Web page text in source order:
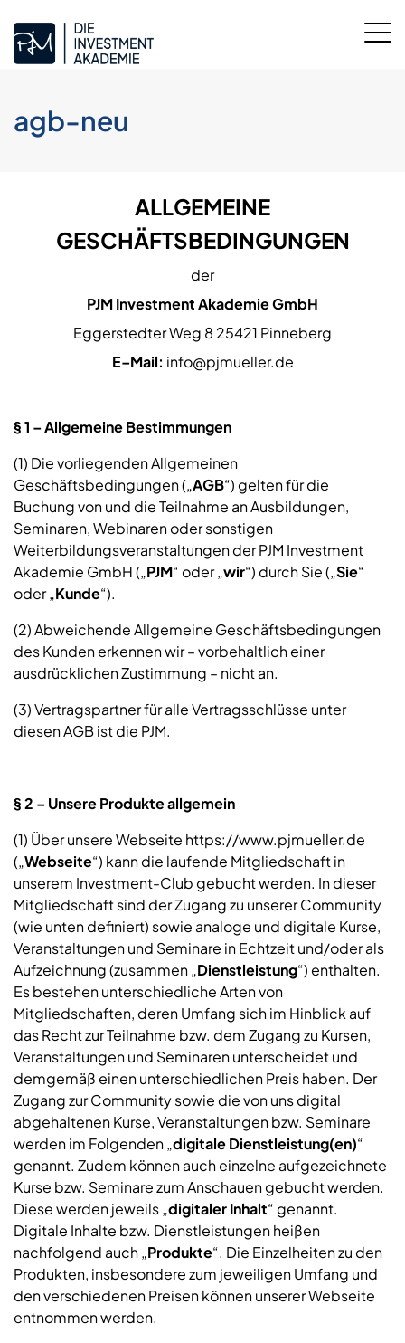
agb-neu
ALLGEMEINE
GESCHÄFTSBEDINGUNGEN
der
PJM Investment Akademie GmbH
Eggerstedter Weg 8 25421 Pinneberg
E–Mail: info@pjmueller.de
§ 1 – Allgemeine Bestimmungen
(1) Die vorliegenden Allgemeinen
Geschäftsbedingungen („AGB“) gelten für die
Buchung von und die Teilnahme an Ausbildungen,
Seminaren, Webinaren oder sonstigen
Weiterbildungsveranstaltungen der PJM Investment
Akademie GmbH („PJM“ oder „wir“) durch Sie („Sie“
oder „Kunde“).
(2) Abweichende Allgemeine Geschäftsbedingungen
des Kunden erkennen wir – vorbehaltlich einer
ausdrücklichen Zustimmung – nicht an.
(3) Vertragspartner für alle Vertragsschlüsse unter
diesen AGB ist die PJM.
§ 2 – Unsere Produkte allgemein
(1) Über unsere Webseite https://www.pjmueller.de
(„Webseite“) kann die laufende Mitgliedschaft in
unserem Investment-Club gebucht werden. In dieser
Mitgliedschaft sind der Zugang zu unserer Community
(wie unten definiert) sowie analoge und digitale Kurse,
Veranstaltungen und Seminare in Echtzeit und/oder als
Aufzeichnung (zusammen „Dienstleistung“) enthalten.
Es bestehen unterschiedliche Arten von
Mitgliedschaften, deren Umfang sich im Hinblick auf
das Recht zur Teilnahme bzw. dem Zugang zu Kursen,
Veranstaltungen und Seminaren unterscheidet und
demgemäß einen unterschiedlichen Preis haben. Der
Zugang zur Community sowie die von uns digital
abgehaltenen Kurse, Veranstaltungen bzw. Seminare
werden im Folgenden „digitale Dienstleistung(en)“
genannt. Zudem können auch einzelne aufgezeichnete
Kurse bzw. Seminare zum Anschauen gebucht werden.
Diese werden jeweils „digitaler Inhalt“ genannt.
Digitale Inhalte bzw. Dienstleistungen heißen
nachfolgend auch „Produkte“. Die Einzelheiten zu den
Produkten, insbesondere zum jeweiligen Umfang und
den verschiedenen Preisen können unserer Webseite
entnommen werden.